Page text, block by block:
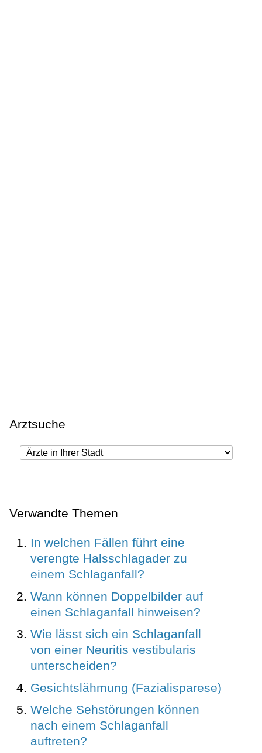
Arztsuche
Verwandte Themen
In welchen Fällen führt eine
verengte Halsschlagader zu
einem Schlaganfall?
Wann können Doppelbilder auf
einen Schlaganfall hinweisen?
Wie lässt sich ein Schlaganfall
von einer Neuritis vestibularis
unterscheiden?
Gesichtslähmung (Fazialisparese)
Welche Sehstörungen können
nach einem Schlaganfall
auftreten?